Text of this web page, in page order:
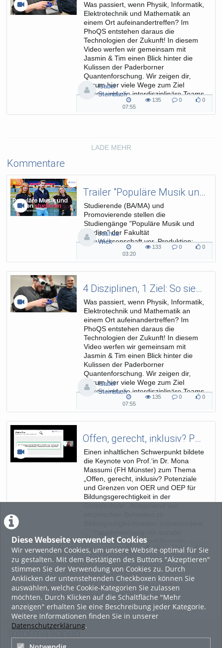
Diese Webseite verwendet Cookies
Wir verwenden Cookies, um unsere Website optimal für Sie
zu gestalten. Mit dem Bestätigen des Buttons "Akzeptieren"
stimmen Sie der Verwendung von Cookies zu. Durch
Anklicken der untenstehenden Checkboxen können Sie
auswählen, welche Cookie-Kategorien Sie zulassen
möchten. Durch Klicken auf die Schaltfläche "Mehr
anzeigen" erhalten Sie eine Beschreibung jeder Kategorie.
Weitere Informationen finden Sie in unserer
Datenschutzerklärung.
Was passiert, wenn Physik, Informatik,
Elektrotechnik und Mathematik an
einem Ort aufeinandertreffen? Im
PhoQS entstehen daraus die
Technologien der Zukunft! In diesem
Video werfen wir gemeinsam mit
Jasmin & Tim einen Blick hinter die
Kulissen der Paderborner
Quantenforschung. Wir zeigen dir,
warum hier viele Wege zum Ziel
führen und wie interdisziplinäre Teams
gemeinsam an Lösungen für...
Isabel
Steinbach
07:55
07:55
135
views
0
Kommentare
0
likes
LADE MEHR
Kommentare
Trailer "Populäre Musik und Medien"
Studierende (BA/MA) und
Promovierende stellen die
Studiengänge "Populäre Musik und
Medien" der Fakultät
Kulturwissenschaft vor. Produktion:
Joshua
Wick
03:20
03:20
133
views
0
Kommentare
0
likes
4 Disziplinen, 1 Ziel: So sieht Spitzenforschung im PhoQS aus
Was passiert, wenn Physik, Informatik,
Elektrotechnik und Mathematik an
einem Ort aufeinandertreffen? Im
PhoQS entstehen daraus die
Technologien der Zukunft! In diesem
Video werfen wir gemeinsam mit
Jasmin & Tim einen Blick hinter die
Kulissen der Paderborner
Quantenforschung. Wir zeigen dir,
warum hier viele Wege zum Ziel
führen und wie interdisziplinäre Teams
gemeinsam an Lösungen für...
Isabel
Steinbach
07:55
07:55
135
views
0
Kommentare
0
likes
Offen, gerecht, inklusiv? Potenziale und Grenzen von OER und OEP für Bildungsgerechtigkeit in der Grundschule
Einen inhaltlichen Schwerpunkt bildete
die Keynote von Prof.‘in Dr. Mona
Massumi (FH Münster) zum Thema
„Offen, gerecht, inklusiv? Potenziale
und Grenzen von OER und OEP für
Bildungsgerechtigkeit in der
Herkunft, Migration und Sprache,
verdeutlichte sie bestehende...
Knurr
46:23
46:23
duration
131
131
views
0
Kommentare
0
0
likes
LADE MEHR
Informationen